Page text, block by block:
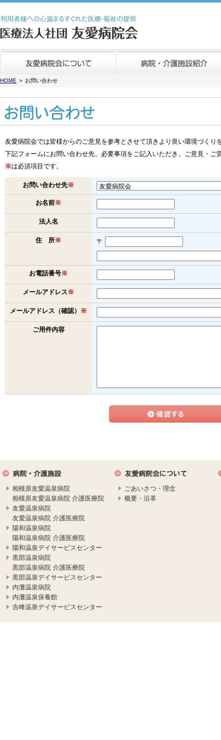
HOME > お問い合わせ
友愛病院会では皆様からのご意見を参考とさせて頂きより良い環境づくり
下記フォームにお問い合わせ先、必要事項をご記入いただき、ご意見・ご
※は必須項目です。
お問い合わせ先※
お名前※
法人名
住 所※ 〒
お電話番号※
メールアドレス ※
メールアドレス（確認） ※
ご用件内容
相模原友愛温泉病院
相模原友愛温泉病院 介護医療院
友愛温泉病院
友愛温泉病院 介護医療院
陽和温泉病院
陽和温泉病院 介護医療院
陽和温泉デイサービスセンター
黒部温泉病院
黒部温泉病院 介護医療院
黒部温泉デイサービスセンター
内灘温泉病院
内灘温泉保養館
吉峰温泉デイサービスセンター
ごあいさつ・理念
概要・沿革